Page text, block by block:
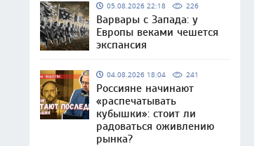
05.08.2026 22:18 226
Варвары с Запада: у
Европы веками чешется
экспансия
04.08.2026 18:04 241
Россияне начинают
«распечатывать
кубышки»: стоит ли
радоваться оживлению
рынка?